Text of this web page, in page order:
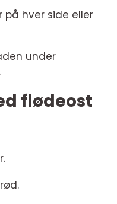
på hver side eller
under
flødeost